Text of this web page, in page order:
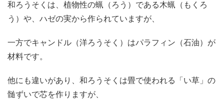
和ろうそくは、植物性の蝋（ろう）である木蝋（もくろ
う）や、ハゼの実から作られていますが、
一方でキャンドル（洋ろうそく）はパラフィン（石油）が
材料です。
他にも違いがあり、和ろうそくは畳で使われる「い草」の
髄ずいで芯を作りますが、